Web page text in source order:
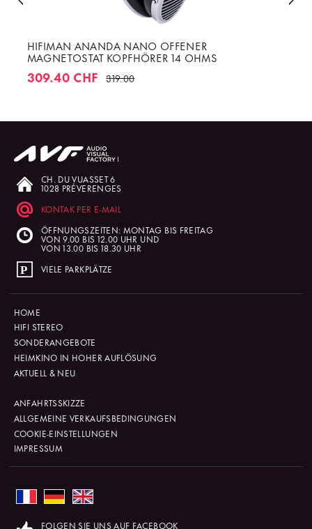
HIFIMAN ANANDA NANO OFFENER
MAGNETOSTAT KOPFHÖRER 14 OHMS
309.40 CHF 319.00
CH. DU VUASSET 6
1028 PRÉVERENGES
KONTAK PER E-MAIL
ÖFFNUNGSZEITEN: MONTAG BIS FREITAG
VON 9.00 BIS 12.00 UHR UND
VON 13.00 BIS 18.30 UHR
VIELE PARKPLÄTZE
HOME
HIFI STEREO
SONDERANGEBOTE
HEIMKINO IN HOHER AUFLÖSUNG
AKTUELL & NEU
ANFAHRTSSKIZZE
ALLGEMEINE VERKAUFSBEDINGUNGEN
COOKIE-EINSTELLUNGEN
IMPRESSUM
FOLGEN SIE UNS AUF FACEBOOK